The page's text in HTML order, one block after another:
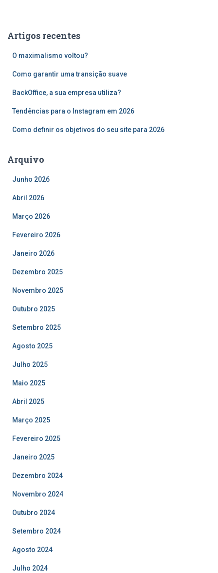
iArtigos recentes
O maximalismo voltou?
Como garantir uma transição suave
BackOffice, a sua empresa utiliza?
Tendências para o Instagram em 2026
Como definir os objetivos do seu site para 2026
Arquivo
Junho 2026
Abril 2026
Março 2026
Fevereiro 2026
Janeiro 2026
Dezembro 2025
Novembro 2025
Outubro 2025
Setembro 2025
Agosto 2025
Julho 2025
Maio 2025
Abril 2025
Março 2025
Fevereiro 2025
Janeiro 2025
Dezembro 2024
Novembro 2024
Outubro 2024
Setembro 2024
Agosto 2024
Julho 2024